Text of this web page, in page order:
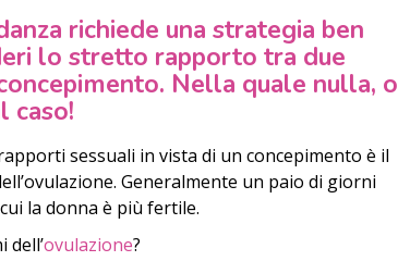
richiede una strategia ben
lo stretto rapporto tra due
. Nella quale nulla, o
caso!
sessuali in vista di un concepimento è il
Generalmente un paio di giorni
la donna è più fertile.
dell’ovulazione?